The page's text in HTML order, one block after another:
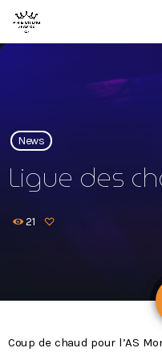
play_arrow Premium Radio
News
Mixstation
News
Ligue des
21
Coup de chaud pour l’AS